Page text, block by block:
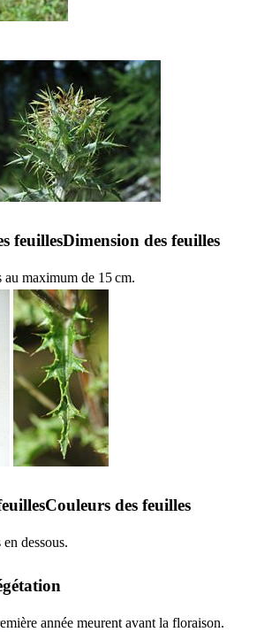
Dimension des feuilles
maximum de 15 cm.
Couleurs des feuilles
dessous.
année meurent avant la floraison.